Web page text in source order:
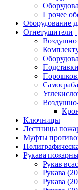
Прочее
Оборудование
Огнетушители
Воздушно
Ключницы
Лестницы
Муфты
Рукава
Рукав
Рукава
Рукава